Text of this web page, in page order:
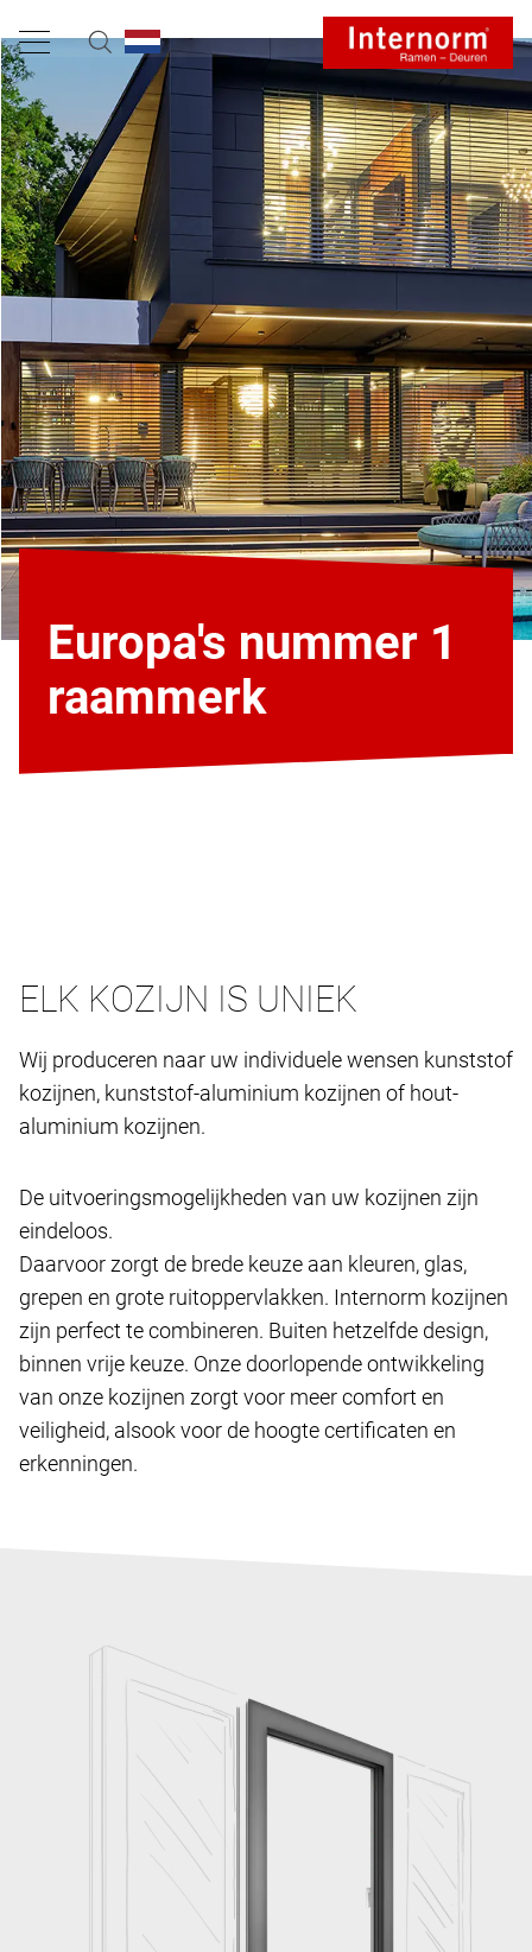
Europa's nummer 1
raammerk
ELK KOZIJN IS UNIEK
Wij produceren naar uw individuele wensen kunststof
kozijnen, kunststof-aluminium kozijnen of hout-
aluminium kozijnen.
De uitvoeringsmogelijkheden van uw kozijnen zijn
eindeloos.
Daarvoor zorgt de brede keuze aan kleuren, glas,
grepen en grote ruitoppervlakken. Internorm kozijnen
zijn perfect te combineren. Buiten hetzelfde design,
binnen vrije keuze. Onze doorlopende ontwikkeling
van onze kozijnen zorgt voor meer comfort en
veiligheid, alsook voor de hoogte certificaten en
erkenningen.